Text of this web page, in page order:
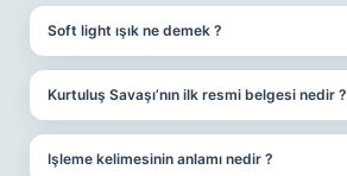
Soft light ışık ne demek ?
Kurtuluş Savaşı’nın ilk resmi belgesi nedir ?
Işleme kelimesinin anlamı nedir ?